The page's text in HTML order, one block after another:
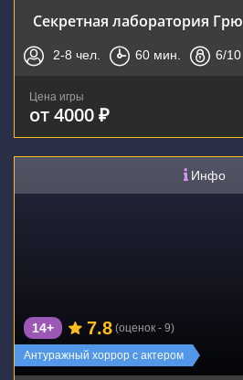
Секретная лаборатория Грю
2-8 чел. 60 мин. 6/10
Цена игры
от 4000 ₽
Инфо
Антуражный хоррор с актером
14+ 7.8 (оценок - 9)